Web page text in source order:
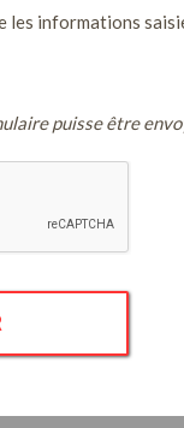
les informations
puisse être